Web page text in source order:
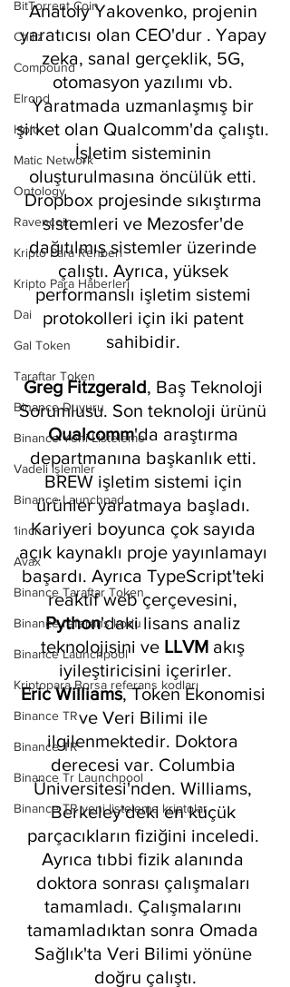
BitTorrent Coin
Chiliz
Compound
Elrond
Holo
Matic Network
Ontology
Ravencoin
Kripto Para Rehberi
Kripto Para Haberleri
Dai
Gal Token
Taraftar Token
Binance Duyuru
Binance Yeni Listeleme
Vadeli işlemler
Binance Launchpad
1inch
Avax
Binance Taraftar Token
Binance referans kodu
Binance Launchpool
Kriptopara Borsa referans kodları
Binance TR
Binance TR
Binance Tr Launchpool
Binance TR yeni listeleme kriptolar
Anatoly Yakovenko, projenin
yaratıcısı olan CEO'dur . Yapay
zeka, sanal gerçeklik, 5G,
otomasyon yazılımı vb.
Yaratmada uzmanlaşmış bir
şirket olan Qualcomm'da çalıştı.
İşletim sisteminin
oluşturulmasına öncülük etti.
Dropbox projesinde sıkıştırma
sistemleri ve Mezosfer'de
dağıtılmış sistemler üzerinde
çalıştı. Ayrıca, yüksek
performanslı işletim sistemi
protokolleri için iki patent
sahibidir.
Greg Fitzgerald, Baş Teknoloji
Sorumlusu. Son teknoloji ürünü
Qualcomm'da araştırma
departmanına başkanlık etti.
BREW işletim sistemi için
ürünler yaratmaya başladı.
Kariyeri boyunca çok sayıda
açık kaynaklı proje yayınlamayı
başardı. Ayrıca TypeScript'teki
reaktif web çerçevesini,
Python'daki lisans analiz
teknolojisini ve LLVM akış
iyileştiricisini içerirler.
Eric Williams, Token Ekonomisi
ve Veri Bilimi ile
ilgilenmektedir. Doktora
derecesi var. Columbia
Üniversitesi'nden. Williams,
Berkeley'deki en küçük
parçacıkların fiziğini inceledi.
Ayrıca tıbbi fizik alanında
doktora sonrası çalışmaları
tamamladı. Çalışmalarını
tamamladıktan sonra Omada
Sağlık'ta Veri Bilimi yönüne
doğru çalıştı.